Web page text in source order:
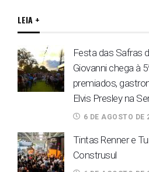
LEIA +
Festa das Safras
Giovanni chega à
premiados,
Elvis Presley na
6 DE AGOSTO DE
Tintas Renner e
Construsul